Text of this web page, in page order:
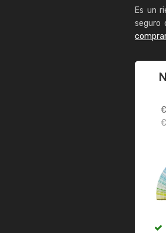
Es un
seguro
€
€